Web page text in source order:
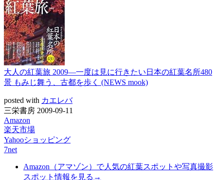
大人の紅葉旅 2009―一度は見に行きたい日本の紅葉名所480
景 もみじ舞う、古都を歩く (NEWS mook)
posted with カエレバ
三栄書房 2009-09-11
Amazon
楽天市場
Yahooショッピング
7net
Amazon（アマゾン）で人気の紅葉スポットや写真撮影
スポット情報を見る→